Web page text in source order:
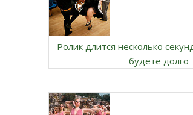
Ролик длится несколько
будете долго